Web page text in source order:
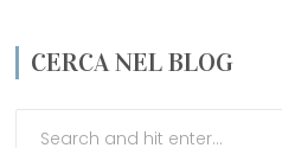
CERCA NEL BLOG